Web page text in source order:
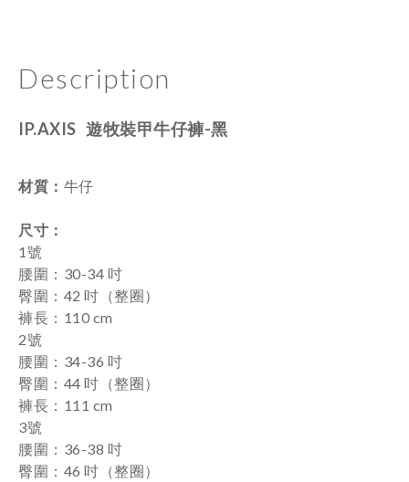
Description
IP.AXIS 遊牧裝甲牛仔褲-黑
材質： 牛仔
尺寸 ：
1號
腰圍：30-34 吋
臀圍：42 吋 （整圈）
褲長：110 cm
2號
腰圍：34-36 吋
臀圍：44 吋 （整圈）
褲長：111 cm
3號
腰圍：36-38 吋
臀圍：46 吋 （整圈）